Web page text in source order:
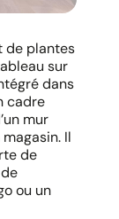
de plantes
sur
dans
cadre
mur
Il
de
ou un